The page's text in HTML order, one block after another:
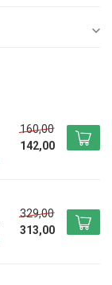
160,00
142,00
329,00
313,00